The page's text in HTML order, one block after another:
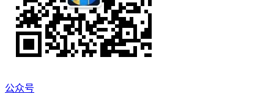
公众号